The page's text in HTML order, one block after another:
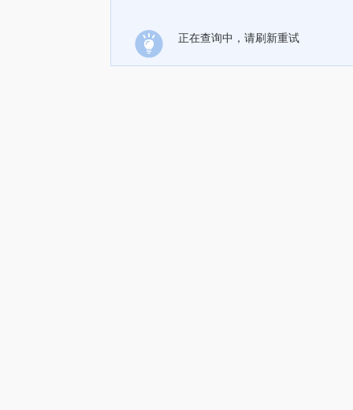
正在查询中，请刷新重试